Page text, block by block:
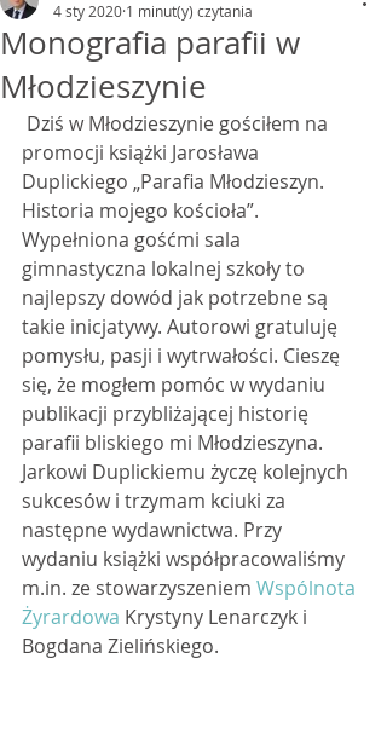
Monografia parafii w
Młodzieszynie
4 sty 2020 1 minut(y) czytania
promocji książki Jarosława
Duplickiego „Parafia Młodzieszyn.
Historia mojego kościoła”.
Wypełniona gośćmi sala
gimnastyczna lokalnej szkoły to
najlepszy dowód jak potrzebne są
takie inicjatywy. Autorowi gratuluję
pomysłu, pasji i wytrwałości. Cieszę
się, że mogłem pomóc w wydaniu
publikacji przybliżającej historię
parafii bliskiego mi Młodzieszyna.
Jarkowi Duplickiemu życzę kolejnych
sukcesów i trzymam kciuki za
następne wydawnictwa. Przy
wydaniu książki współpracowaliśmy
m.in. ze stowarzyszeniem Wspólnota
Żyrardowa Krystyny Lenarczyk i
Bogdana Zielińskiego.